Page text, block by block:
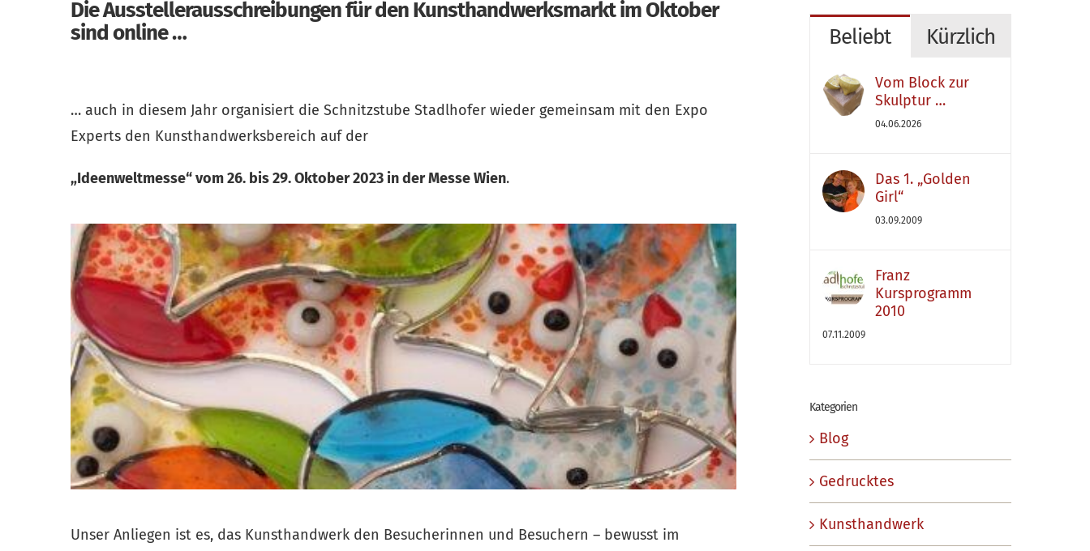
Die Ausstellerausschreibungen für den Kunsthandwerksmarkt im Oktober
sind online …
… auch in diesem Jahr organisiert die Schnitzstube Stadlhofer wieder gemeinsam mit den Expo
Experts den Kunsthandwerksbereich auf der
„Ideenweltmesse“vom 26. bis 29. Oktober 2023 in der Messe Wien.
Unser Anliegen ist es, das Kunsthandwerk den Besucherinnen und Besuchern – bewusst im
Beliebt Kürzlich
Vom Block zur
Skulptur …
04.06.2026
Das 1. „Golden
Girl“
03.09.2009
Franz
Kursprogramm
2010
07.11.2009
Kategorien
Blog
Gedrucktes
Kunsthandwerk